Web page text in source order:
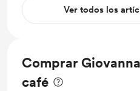
Ver todos los
Comprar
café